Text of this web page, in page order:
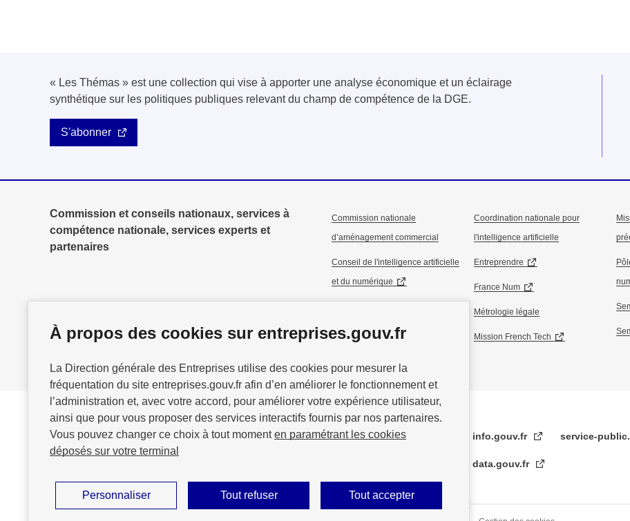
À propos des cookies sur entreprises.gouv.fr
La Direction générale des Entreprises utilise des cookies pour mesurer la
fréquentation du site entreprises.gouv.fr afin d’en améliorer le fonctionnement et
l’administration et, avec votre accord, pour améliorer votre expérience utilisateur,
ainsi que pour vous proposer des services interactifs fournis par nos partenaires.
Vous pouvez changer ce choix à tout momenten paramétrant les cookies
déposés sur votre terminal
Tout accepter
Tout refuser
Personnaliser
« Les Thémas » est une collection qui vise à apporter une analyse économique et un éclairage
synthétique sur les politiques publiques relevant du champ de compétence de la DGE.
S'abonner
Commission et conseils nationaux, services à
compétence nationale, services experts et
partenaires
Commission nationale
d’aménagement commercial
Conseil de l'intelligence artificielle
et du numérique
Conseil national du commerce
Coordination nationale pour
l'intelligence artificielle
Entreprendre
France Num
Métrologie légale
Mission French Tech
GOUVERNEMENT info.gouv.fr service-
data.gouv.fr